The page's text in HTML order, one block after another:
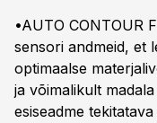
•AUTO CONTOUR
sensori andmeid, et
optimaalse
ja võimalikult
esiseadme